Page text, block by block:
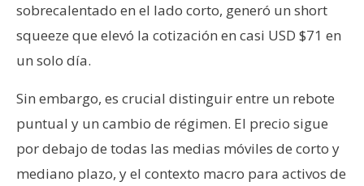
b
l
i
i
d
a
sobrecalentado en el lado corto, generó un short
squeeze que elevó la cotización en casi USD $71 en
un solo día.
Sin embargo, es crucial distinguir entre un rebote
puntual y un cambio de régimen. El precio sigue
por debajo de todas las medias móviles de corto y
mediano plazo, y el contexto macro para activos de